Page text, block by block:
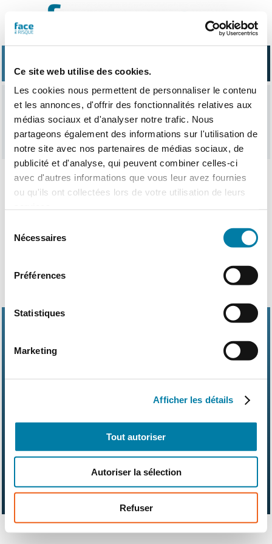
Ce site web utilise des cookies.
Les cookies nous permettent de personnaliser le contenu
et les annonces, d'offrir des fonctionnalités relatives aux
médias sociaux et d'analyser notre trafic. Nous
partageons également des informations sur l'utilisation de
notre site avec nos partenaires de médias sociaux, de
publicité et d'analyse, qui peuvent combiner celles-ci
avec d'autres informations que vous leur avez fournies
ou qu'ils ont collectées lors de votre utilisation de leurs
Nécessaires
Préférences
Statistiques
Marketing
Afficher les détails
Tout autoriser
Autoriser la sélection
Refuser
contenu
article sponsorise
Nothing Found
Contact
Kit média
Mentions légales
CGV RGPD
Suivez-nous également sur les réseaux sociaux